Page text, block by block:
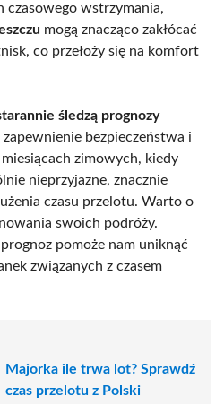
czasowego wstrzymania,
mogą znacząco zakłócać
co przełoży się na komfort
śledzą prognozy
bezpieczeństwa i
zimowych, kiedy
nieprzyjazne, znacznie
czasu przelotu. Warto o
swoich podróży.
pomoże nam uniknąć
związanych z czasem
Majorka ile trwa lot? Sprawdź
czas przelotu z Polski